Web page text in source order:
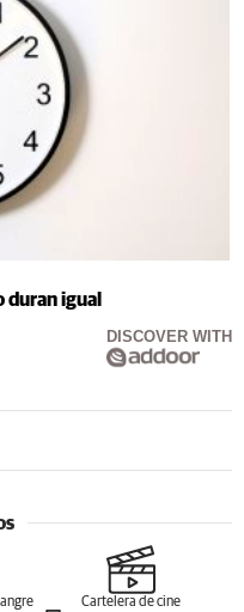
duran igual
DISCOVER WITH
Cartelera de cine